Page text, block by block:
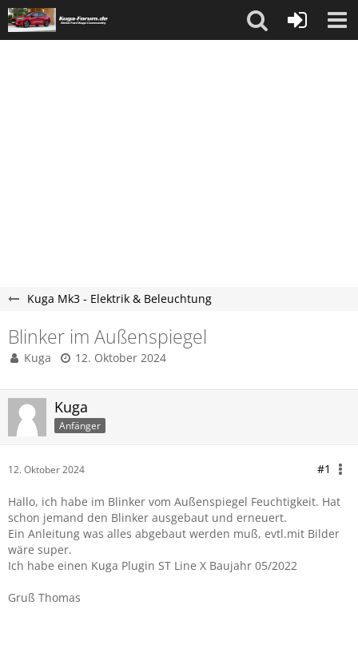
Kuga Mk3 - Elektrik & Beleuchtung
Blinker im Außenspiegel
Kuga 12. Oktober 2024
Kuga
Anfänger
12. Oktober 2024 #1
Hallo, ich habe im Blinker vom Außenspiegel Feuchtigkeit. Hat
schon jemand den Blinker ausgebaut und erneuert.
Ein Anleitung was alles abgebaut werden muß, evtl.mit Bilder
wäre super.
Ich habe einen Kuga Plugin ST Line X Baujahr 05/2022
Gruß Thomas